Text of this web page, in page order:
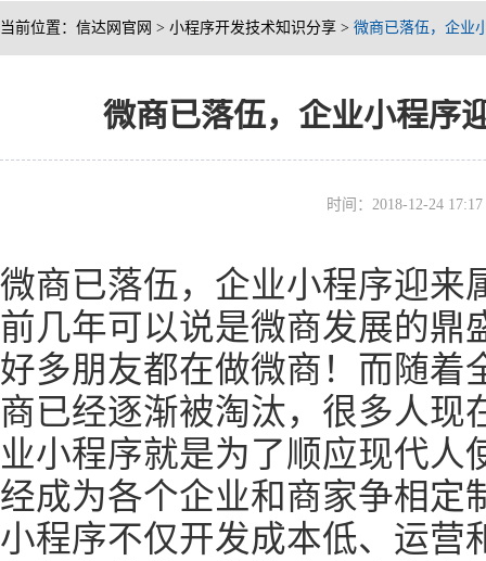
当前位置： 信达网官网 > 小程序开发技术知识分享 > 微商已落伍，企业
微商已落伍，企业小程序
时间：2018-12-24
微商已落伍，企业小程序迎来
前几年可以说是微商发展的鼎
好多朋友都在做微商！而随着
商已经逐渐被淘汰，很多人现
业小程序就是为了顺应现代人
经成为各个企业和商家争相定
小程序不仅开发成本低、运营